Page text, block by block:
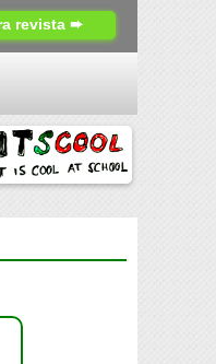
revista ➨